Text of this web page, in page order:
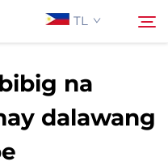
TL
Hanapin
na
dalawang